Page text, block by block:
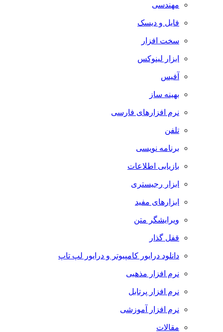
مهندسی
فایل و دیسک
سخت افزار
ابزار لینوکس
آفیس
بهینه ساز
نرم افزارهای فارسی
تلفن
برنامه نویسی
بازیابی اطلاعات
ابزار رجیستری
ابزارهای مفید
ویرایشگر متن
قفل گذار
دانلود درایور کامپیوتر و درایور لپ تاپ
نرم افزار مذهبی
نرم افزار پرتابل
نرم افزار آموزشی
مقالات